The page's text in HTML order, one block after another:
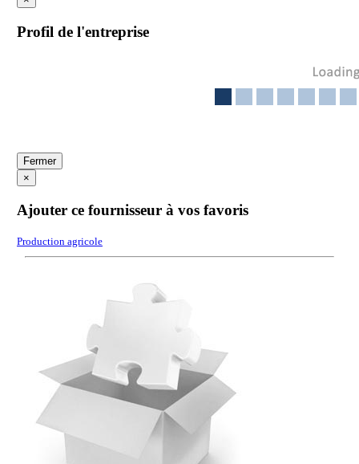
Profil de l'entreprise
Fermer
×
Ajouter ce fournisseur à vos favoris
Production agricole